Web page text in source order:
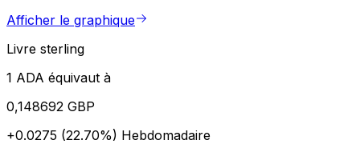
Afficher le graphique
Livre sterling
1 ADA équivaut à
0,148692 GBP
+0.0275 (22.70%) Hebdomadaire